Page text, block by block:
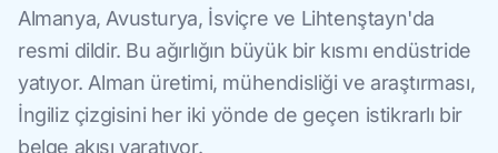
Almanya, Avusturya, İsviçre ve Lihtenştayn'da
resmi dildir. Bu ağırlığın büyük bir kısmı endüstride
yatıyor. Alman üretimi, mühendisliği ve araştırması,
İngiliz çizgisini her iki yönde de geçen istikrarlı bir
belge akışı yaratıyor.